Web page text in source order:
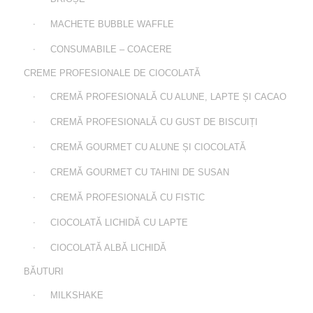
MACHETE BUBBLE WAFFLE
CONSUMABILE – COACERE
CREME PROFESIONALE DE CIOCOLATĂ
CREMĂ PROFESIONALĂ CU ALUNE, LAPTE ȘI CACAO
CREMĂ PROFESIONALĂ CU GUST DE BISCUIȚI
CREMĂ GOURMET CU ALUNE ȘI CIOCOLATĂ
CREMĂ GOURMET CU TAHINI DE SUSAN
CREMĂ PROFESIONALĂ CU FISTIC
CIOCOLATĂ LICHIDĂ CU LAPTE
CIOCOLATĂ ALBĂ LICHIDĂ
BĂUTURI
MILKSHAKE